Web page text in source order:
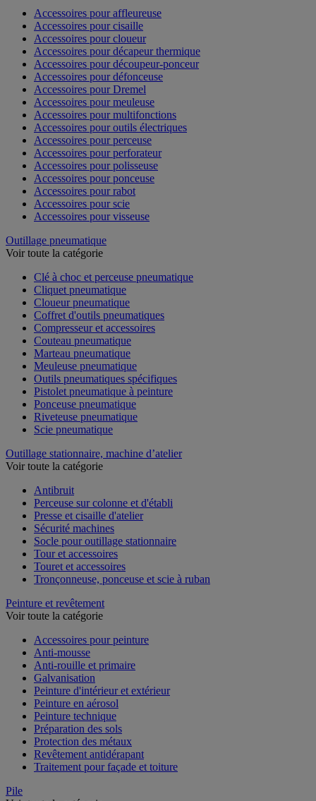
Accessoires pour affleureuse
Accessoires pour cisaille
Accessoires pour cloueur
Accessoires pour décapeur thermique
Accessoires pour découpeur-ponceur
Accessoires pour défonceuse
Accessoires pour Dremel
Accessoires pour meuleuse
Accessoires pour multifonctions
Accessoires pour outils électriques
Accessoires pour perceuse
Accessoires pour perforateur
Accessoires pour polisseuse
Accessoires pour ponceuse
Accessoires pour rabot
Accessoires pour scie
Accessoires pour visseuse
Outillage pneumatique
Voir toute la catégorie
Clé à choc et perceuse pneumatique
Cliquet pneumatique
Cloueur pneumatique
Coffret d'outils pneumatiques
Compresseur et accessoires
Couteau pneumatique
Marteau pneumatique
Meuleuse pneumatique
Outils pneumatiques spécifiques
Pistolet pneumatique à peinture
Ponceuse pneumatique
Riveteuse pneumatique
Scie pneumatique
Outillage stationnaire, machine d’atelier
Voir toute la catégorie
Antibruit
Perceuse sur colonne et d'établi
Presse et cisaille d'atelier
Sécurité machines
Socle pour outillage stationnaire
Tour et accessoires
Touret et accessoires
Tronçonneuse, ponceuse et scie à ruban
Peinture et revêtement
Voir toute la catégorie
Accessoires pour peinture
Anti-mousse
Anti-rouille et primaire
Galvanisation
Peinture d'intérieur et extérieur
Peinture en aérosol
Peinture technique
Préparation des sols
Protection des métaux
Revêtement antidérapant
Traitement pour façade et toiture
Pile